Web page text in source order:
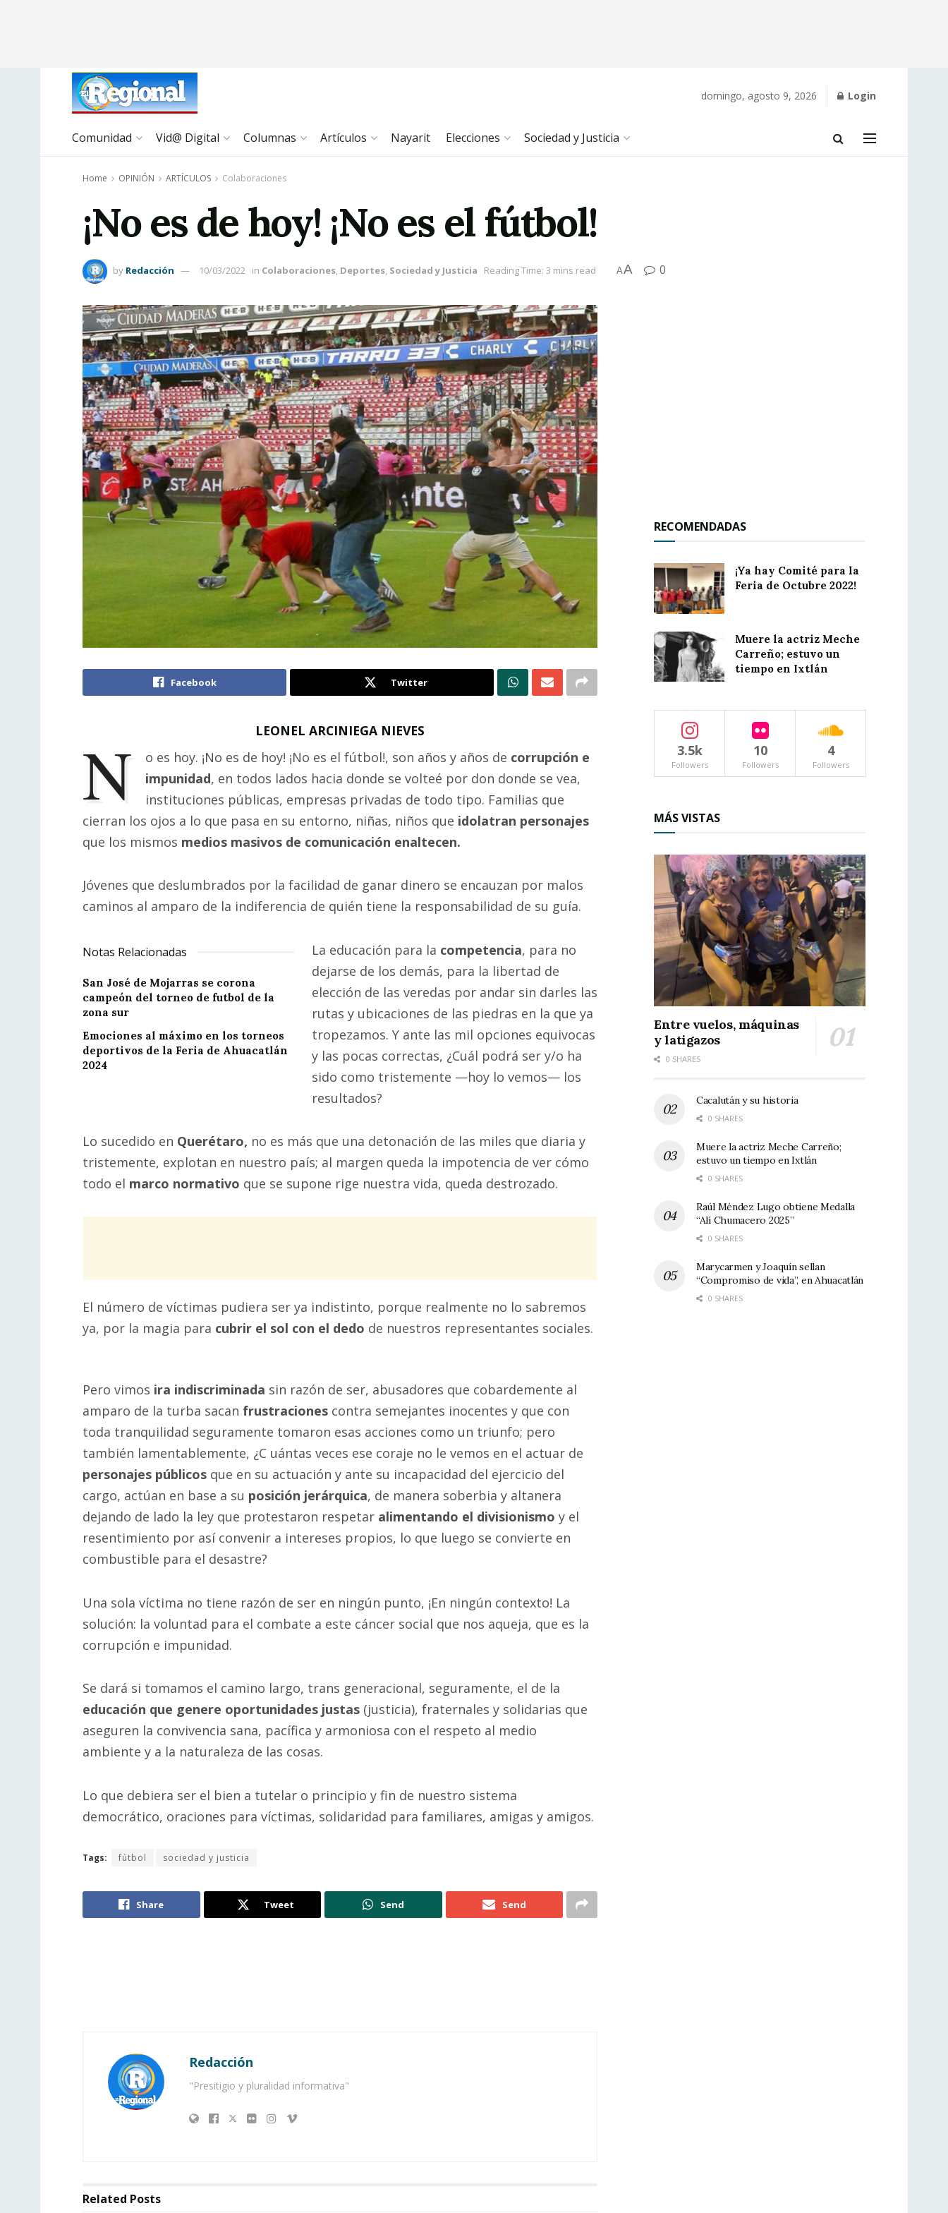
domingo, agosto 9, 2026 Login
Comunidad Vid@ Digital Columnas Artículos Nayarit Elecciones Sociedad y Justicia
Home OPINIÓN ARTÍCULOS Colaboraciones
¡No es de hoy! ¡No es el fútbol!
by Redacción 10/03/2022 in Colaboraciones, Deportes, Sociedad y Justicia Reading Time: 3 mins read AA 0
Facebook Twitter
LEONEL ARCINIEGA NIEVES
N o es hoy. ¡No es de hoy! ¡No es el fútbol!, son años y años de corrupción e
impunidad, en todos lados hacia donde se volteé por don donde se vea,
instituciones públicas, empresas privadas de todo tipo. Familias que
cierran los ojos a lo que pasa en su entorno, niñas, niños que idolatran personajes
que los mismos medios masivos de comunicación enaltecen.
Jóvenes que deslumbrados por la facilidad de ganar dinero se encauzan por malos
caminos al amparo de la indiferencia de quién tiene la responsabilidad de su guía.
Notas Relacionadas
San José de Mojarras se corona
campeón del torneo de futbol de la
zona sur
Emociones al máximo en los torneos
deportivos de la Feria de Ahuacatlán
2024
La educación para la competencia, para no
dejarse de los demás, para la libertad de
elección de las veredas por andar sin darles las
rutas y ubicaciones de las piedras en la que ya
tropezamos. Y ante las mil opciones equivocas
y las pocas correctas, ¿Cuál podrá ser y/o ha
sido como tristemente —hoy lo vemos— los
resultados?
Lo sucedido en Querétaro, no es más que una detonación de las miles que diaria y
tristemente, explotan en nuestro país; al margen queda la impotencia de ver cómo
todo el marco normativo que se supone rige nuestra vida, queda destrozado.
El número de víctimas pudiera ser ya indistinto, porque realmente no lo sabremos
ya, por la magia para cubrir el sol con el dedo de nuestros representantes sociales.
Pero vimos ira indiscriminada sin razón de ser, abusadores que cobardemente al
amparo de la turba sacan frustraciones contra semejantes inocentes y que con
toda tranquilidad seguramente tomaron esas acciones como un triunfo; pero
también lamentablemente, ¿C uántas veces ese coraje no le vemos en el actuar de
personajes públicos que en su actuación y ante su incapacidad del ejercicio del
cargo, actúan en base a su posición jerárquica, de manera soberbia y altanera
dejando de lado la ley que protestaron respetar alimentando el divisionismo y el
resentimiento por así convenir a intereses propios, lo que luego se convierte en
combustible para el desastre?
Una sola víctima no tiene razón de ser en ningún punto, ¡En ningún contexto! La
solución: la voluntad para el combate a este cáncer social que nos aqueja, que es la
corrupción e impunidad.
Se dará si tomamos el camino largo, trans generacional, seguramente, el de la
educación que genere oportunidades justas (justicia), fraternales y solidarias que
aseguren la convivencia sana, pacífica y armoniosa con el respeto al medio
ambiente y a la naturaleza de las cosas.
Lo que debiera ser el bien a tutelar o principio y fin de nuestro sistema
democrático, oraciones para víctimas, solidaridad para familiares, amigas y amigos.
Tags: fútbol sociedad y justicia
Share Tweet Send Send
Redacción
"Presitigio y pluralidad informativa"
Related Posts
RECOMENDADAS
¡Ya hay Comité para la
Feria de Octubre 2022!
Muere la actriz Meche
Carreño; estuvo un
tiempo en Ixtlán
3.5k
Followers
10
Followers
4
Followers
MÁS VISTAS
Entre vuelos, máquinas
y latigazos
0 SHARES
Cacalután y su historia
0 SHARES
Muere la actriz Meche Carreño;
estuvo un tiempo en Ixtlán
0 SHARES
Raúl Méndez Lugo obtiene Medalla
“Alí Chumacero 2025”
0 SHARES
Marycarmen y Joaquín sellan
“Compromiso de vida”, en Ahuacatlán
0 SHARES